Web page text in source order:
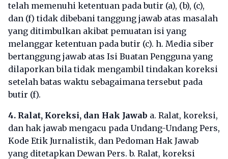
telah memenuhi ketentuan pada butir (a), (b), (c),
dan (f) tidak dibebani tanggung jawab atas masalah
yang ditimbulkan akibat pemuatan isi yang
melanggar ketentuan pada butir (c). h. Media siber
bertanggung jawab atas Isi Buatan Pengguna yang
dilaporkan bila tidak mengambil tindakan koreksi
setelah batas waktu sebagaimana tersebut pada
butir (f).
4. Ralat, Koreksi, dan Hak Jawab a. Ralat, koreksi,
dan hak jawab mengacu pada Undang-Undang Pers,
Kode Etik Jurnalistik, dan Pedoman Hak Jawab
yang ditetapkan Dewan Pers. b. Ralat, koreksi